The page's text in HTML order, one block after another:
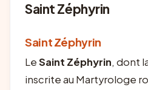
Saint Zéphyrin
Saint Zéphyrin
LeSaint Zéphyrin, dont
inscrite au Martyrologe